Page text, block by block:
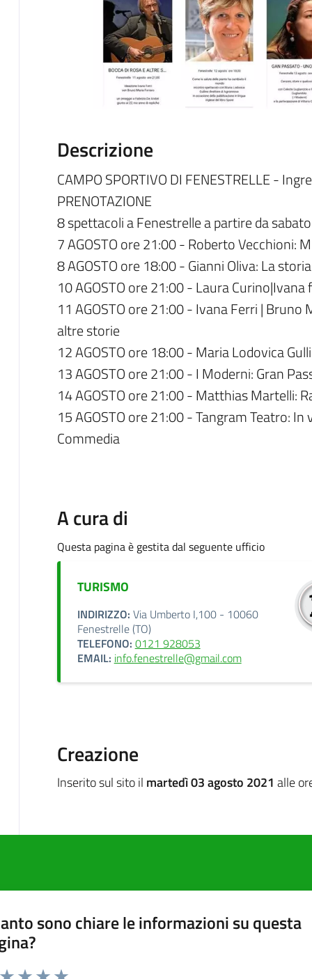
Descrizione
CAMPO SPORTIVO DI FENESTRELLE -
PRENOTAZIONE
8 spettacoli a Fenestrelle a partire da
7 AGOSTO ore 21:00 - Roberto Vecchioni:
8 AGOSTO ore 18:00 - Gianni Oliva: La
10 AGOSTO ore 21:00 - Laura
11 AGOSTO ore 21:00 - Ivana Ferri | Bruno
altre storie
12 AGOSTO ore 18:00 - Maria Lodovica
13 AGOSTO ore 21:00 - I Moderni: Gran
14 AGOSTO ore 21:00 - Matthias Martelli:
15 AGOSTO ore 21:00 - Tangram Teatro:
Commedia
A cura di
Questa pagina è gestita dal seguente ufficio
TURISMO
INDIRIZZO: Via Umberto I,100 - 10060
Fenestrelle (TO)
TELEFONO: 0121 928053
EMAIL: info.fenestrelle@gmail.com
Creazione
Inserito sul sito il martedì 03 agosto 2021 alle
sono chiare le informazioni su questa
da 1 a 5 stelle la pagina